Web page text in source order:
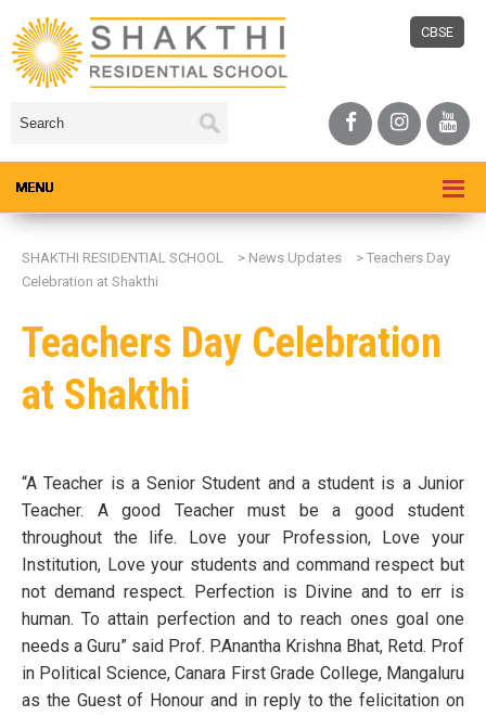
CBSE
SHAKTHI RESIDENTIAL SCHOOL > News Updates > Teachers Day
Celebration at Shakthi
Teachers Day Celebration
at Shakthi
“A Teacher is a Senior Student and a student is a Junior
Teacher. A good Teacher must be a good student
throughout the life. Love your Profession, Love your
Institution, Love your students and command respect but
not demand respect. Perfection is Divine and to err is
human. To attain perfection and to reach ones goal one
needs a Guru” said Prof. P.Anantha Krishna Bhat, Retd. Prof
in Political Science, Canara First Grade College, Mangaluru
as the Guest of Honour and in reply to the felicitation on